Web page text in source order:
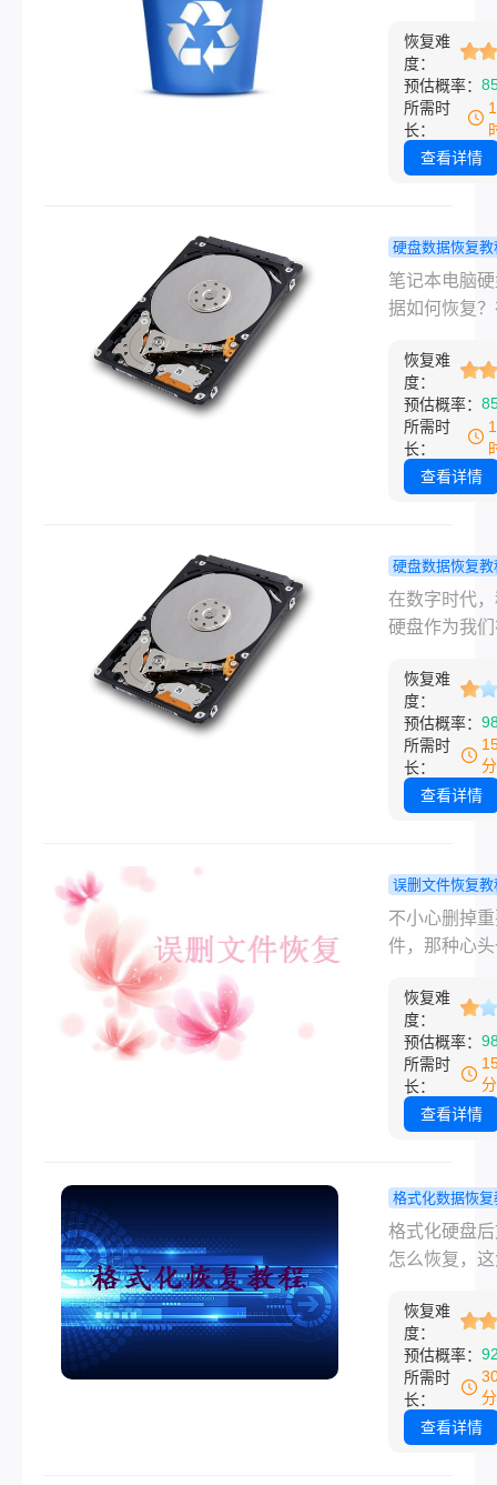
以找回来的
文章就把我
过的、真正
几个办法按
到复杂的顺
来，不管你
都能找到适
的方案。
文件的地方
而，有时我
会不小心清
站，导致一
的文件被误
心，因为大
况下，这些
然有机会被
那么如何恢
回收站呢？
介绍一些恢
回收站中文
法。
恢复难
度：
预估概率：
所需时
长：
查看详情
硬盘数据恢复教
记本电脑硬
据如何恢复
知道吗
笔记本电脑
据如何恢复
使用电脑都
硬盘损坏，
据丢失的问
电脑中一般
盘/D盘/E盘
会出现硬盘
失的问题，
师数据恢复
解决找回笔
脑硬盘数据
笔记本电脑
据问题，那
一起来看看
据恢复的步
恢复难
度：
预估概率：
所需时
长：
查看详情
硬盘数据恢复教
底删除移动
上的文件怎
你找回数据
在数字时代
硬盘作为我
工具，其安
数据的完整
重要。然而
候由于各种
我们可能会
失。那么彻
移动硬盘上
怎么恢复​呢
将详细介绍
复彻底删除
硬盘文件的
帮助您在遇
问题时能够
对。
恢复难
度：
预估概率：
所需时
长：
查看详情
误删文件恢复教
掉的文件还
原吗？手把
置！
不小心删掉
件，那种心
该都体会过
是手滑删掉
文档，还是
收站之后才
面还有要用
文件怎么能
原来，其实
于你发现误
盘里存新东
只要原来的
没被覆盖，
希望就不小
文章按从简
杂的顺序，
恢复难
度：
预估概率：
所需时
长：
查看详情
格式化数据恢复
硬盘格式化
件还能找回
管用的几种
法！
格式化硬盘
怎么恢复，
搜出来的问
可能是手滑
式化，也可
装系统前忘
份，又或者
恢复难
度：
预估概率：
所需时
长：
查看详情